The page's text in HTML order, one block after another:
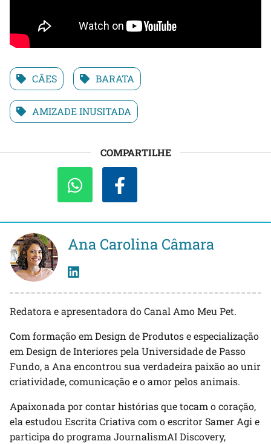
CÃES BARATA
AMIZADE INUSITADA
COMPARTILHE
Ana Carolina Câmara
Redatora e apresentadora do Canal Amo Meu Pet.
Com formação em Design de Produtos e especialização
em Design de Interiores pela Universidade de Passo
Fundo, a Ana encontrou sua verdadeira paixão ao unir
criatividade, comunicação e o amor pelos animais.
Apaixonada por contar histórias que tocam o coração,
ela estudou Escrita Criativa com o escritor Samer Agi e
participa do programa JournalismAI Discovery,